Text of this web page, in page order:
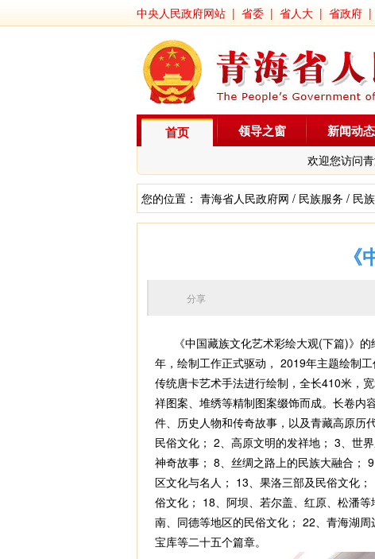
中央人民政府网站 | 省委 | 省人大 | 省政府 |
首页
欢迎您访问
领导之窗 新闻动态
您的位置： 青海省人民政府网 / 民族服务 / 民
分享
《中国藏族文化艺术彩绘大观(下篇)》的
年，绘制工作正式驱动， 2019年主题绘制
传统唐卡艺术手法进行绘制，全长410米，
祥图案、堆绣等精制图案缀饰而成。长卷内
件、历史人物和传奇故事，以及青藏高原历
民俗文化； 2、高原文明的发祥地； 3、世
神奇故事； 8、丝绸之路上的民族大融合；
区文化与名人； 13、果洛三部及民俗文化
俗文化； 18、阿坝、若尔盖、红原、松潘
南、同德等地区的民俗文化； 22、青海湖
宝库等二十五个篇章。